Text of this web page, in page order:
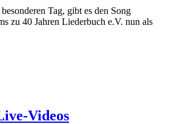
Tag, gibt es den Song
zu 40 Jahren Liederbuch e.V. nun als
Videos